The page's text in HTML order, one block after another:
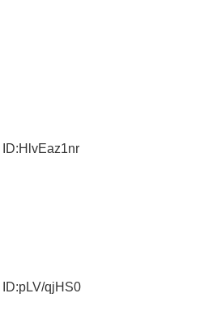
ID:HlvEaz1nr
ID:pLV/qjHS0